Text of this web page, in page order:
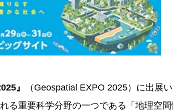
』
（Geospatial EXPO 2025）に出展
る重要科学分野の一つである「地理空